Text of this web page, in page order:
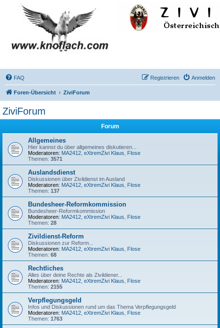
FAQ Anmelden
Registrieren
Foren-Übersicht ZiviForum
ZiviForum
Forum
Allgemeines
Hier kannst du über allgemeines diskutieren...
Moderatoren: MA2412 eXtremZivi Klaus
Flose
Themen: 3571
Auslandsdienst
Diskussionen über Zivildienst im Ausland
Moderatoren: MA2412 eXtremZivi Klaus
Flose
Themen: 137
Bundesheer-Reformkommission
Bundesheer-Reformkommission
Moderatoren: MA2412 eXtremZivi Klaus
Flose
Themen: 28
Zivildienst-Reform
Diskussionen zur Reform...
Moderatoren: MA2412 eXtremZivi Klaus
Flose
Themen: 68
Rechtliches
Alles über deine Rechte als Zivildiener...
Moderatoren: MA2412 eXtremZivi Klaus
Flose
Themen: 2155
Verpflegungsgeld
Infos und Diskussionen rund um das Thema Verpflegungsgeld
Moderatoren: MA2412 eXtremZivi Klaus
Flose
Themen: 1763